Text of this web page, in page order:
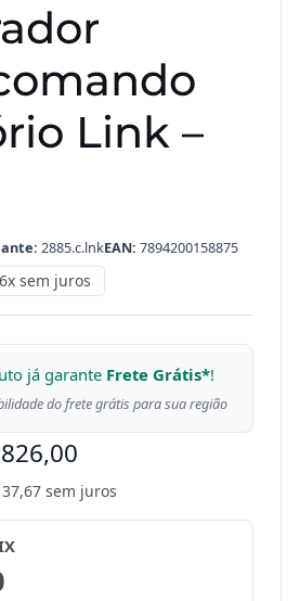
Link –
2885.c.lnkEAN: 7894200158875
6x sem juros
já garante Frete Grátis*!
do frete grátis para sua região
826,00
sem juros